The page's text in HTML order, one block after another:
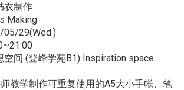
衣制作
Making
05/29(Wed.)
空间 (登峰学苑B1) Inspiration space
教学制作可重复使用的A5大小手帐、笔